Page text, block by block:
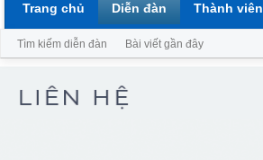
Trang chủ Diễn đàn
Tìm kiếm diễn đàn Bài viết gần đây
Thành viên